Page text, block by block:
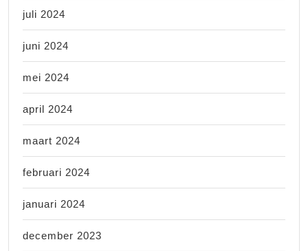
juli 2024
juni 2024
mei 2024
april 2024
maart 2024
februari 2024
januari 2024
december 2023